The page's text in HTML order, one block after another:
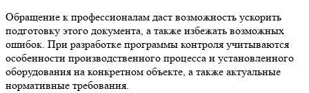
Обращение к профессионалам даст возможность ускорить
подготовку этого документа, а также избежать возможных
ошибок. При разработке программы контроля учитываются
особенности производственного процесса и установленного
оборудования на конкретном объекте, а также актуальные
нормативные требования.